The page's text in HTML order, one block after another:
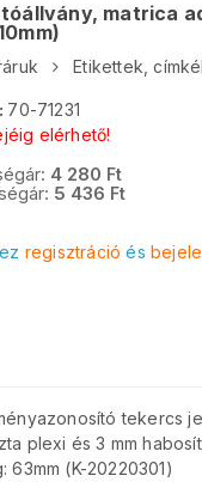
matrica
Etikettek,
70-71231
elérhető!
4 280 Ft
5 436 Ft
regisztráció és
tekercs
plexi és 3 mm
63mm (K-20220301)